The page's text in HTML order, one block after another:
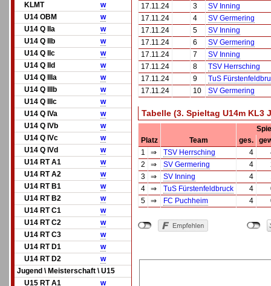
KLMT
w
U14 OBM
w
U14 Q IIa
w
U14 Q IIb
w
U14 Q IIc
w
U14 Q IId
w
U14 Q IIIa
w
U14 Q IIIb
w
U14 Q IIIc
w
U14 Q IVa
w
U14 Q IVb
w
U14 Q IVc
w
U14 Q IVd
w
U14 RT A1
w
U14 RT A2
w
U14 RT B1
w
U14 RT B2
w
U14 RT C1
w
U14 RT C2
w
U14 RT C3
w
U14 RT D1
w
U14 RT D2
w
Jugend \ Meisterschaft \ U15
U15 RT A1
w
17.11.24
3
SV Inning
17.11.24
4
SV Germering
17.11.24
5
SV Inning
17.11.24
6
SV Germering
17.11.24
7
SV Inning
17.11.24
8
TSV Herrsching
17.11.24
9
TuS
17.11.24
10 SV Germering
Tabelle (3. Spieltag U14m KL3
Platz
Team ges.
1
⇒ TSV Herrsching 4
2
⇒ SV Germering 4
3
⇒ SV Inning 4
4
⇒ TuS Fürstenfeldbruck 4
5
⇒ FC Puchheim 4